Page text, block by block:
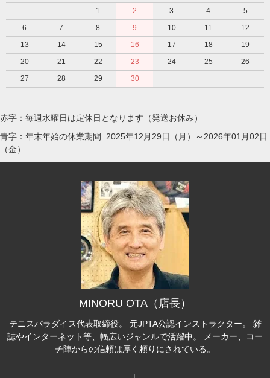
1
2 3 4
5
6
7 8 9 10 11
12
13
14 15 16 17 18
19
20
21 22 23 24 25
26
27
28 29 30
赤字：毎週水曜日は定休日となります（発送お休み）
青字：年末年始の休業期間 2025年12月29日（月）～2026年01月02日
（金）
MINORU OTA（店長）
テニスパラダイス代表取締役。 元JPTA公認インストラクター。 雑
誌やインターネット等、幅広いジャンルで活躍中。 メーカー、コー
チ陣からの信頼は厚く頼りにされている。